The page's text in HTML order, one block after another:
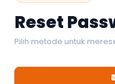
Reset
Pilih metode untuk